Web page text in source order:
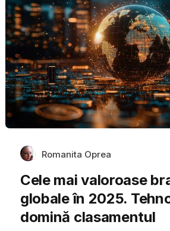
Romanita Oprea
Cele mai valoroase
globale în 2025.
domină clasamentul